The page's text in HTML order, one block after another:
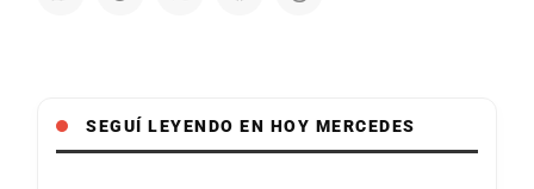
SEGUÍ LEYENDO EN HOY MERCEDES